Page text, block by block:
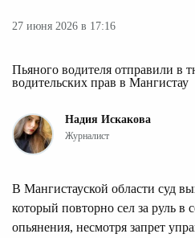
27 июня 2026 в 17:16
Пьяного водителя отправили в
водительских прав в Мангистау
Надия Искакова
Журналист
В Мангистауской области суд
который повторно сел за руль в
опьянения, несмотря запрет